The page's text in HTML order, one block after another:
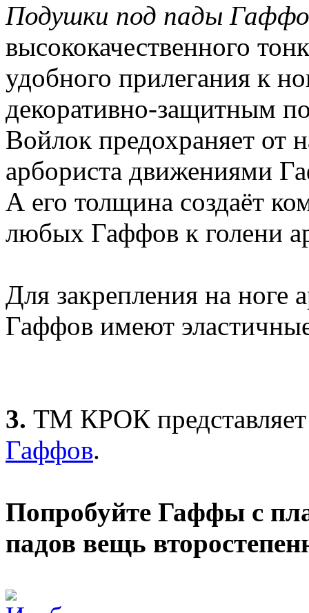
Подушки под пады
высококачественного
удобного прилегания к
декоративно-защитным
Войлок предохраняет от
арбориста движениями
А его толщина создаёт
любых Гаффов к голени
Для закрепления на
Гаффов имеют
3. ТМ КРОК
Гаффов.
Попробуйте Гаффы с
падов вещь